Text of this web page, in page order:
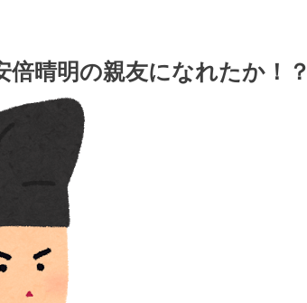
倍晴明の親友になれたか！？